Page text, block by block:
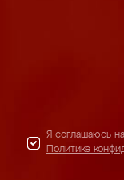
Я соглашаюсь
Политике